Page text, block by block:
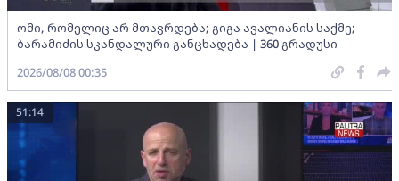
ომი, რომელიც არ მთავრდება; გიგა ავალიანის საქმე;
ბარამიძის სკანდალური განცხადება | 360 გრადუსი
2026/08/08 00:35
51:14